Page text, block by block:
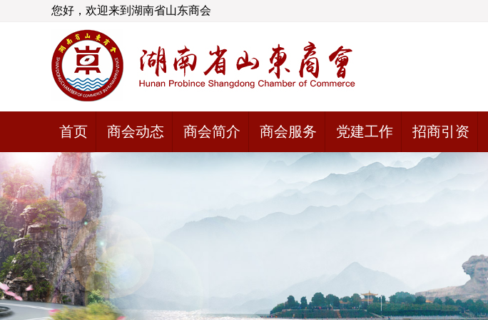
您好，欢迎来到湖南省山东商会
首页 商会动态 商会简介 商会服务 党建工作 招商引资